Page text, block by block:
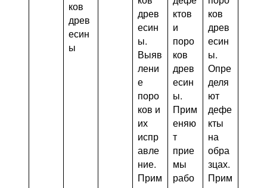
ков
древ
есин
ы
древ
есин
ы.
Выяв
лени
е
поро
ков и
их
испр
авле
ние.
Прим
ктов
и
поро
ков
древ
есин
ы.
Прим
еняю
т
прие
мы
рабо
ков
древ
есин
ы.
Опре
деля
ют
дефе
кты
на
обра
зцах.
Прим